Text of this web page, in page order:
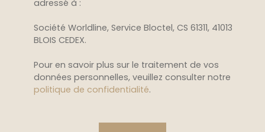
adressé à :
Société Worldline, Service Bloctel, CS 61311, 41013
BLOIS CEDEX.
Pour en savoir plus sur le traitement de vos
données personnelles, veuillez consulter notre
politique de confidentialité.